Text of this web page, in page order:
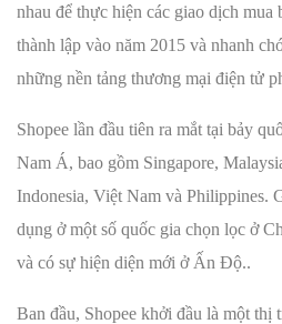
nhau để thực hiện các giao dịch mua
thành lập vào năm 2015 và nhanh
những nền tảng thương mại điện tử
Shopee lần đầu tiên ra mắt tại bảy
Nam Á, bao gồm Singapore,
Indonesia, Việt Nam và Philippines.
dụng ở một số quốc gia chọn lọc ở
và có sự hiện diện mới ở Ấn Độ..
Ban đầu, Shopee khởi đầu là một thị